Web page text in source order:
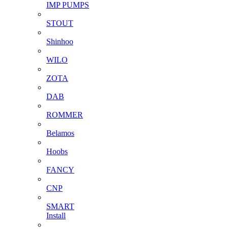
IMP PUMPS
STOUT
Shinhoo
WILO
ZOTA
DAB
ROMMER
Belamos
Hoobs
FANCY
CNP
SMART
Install